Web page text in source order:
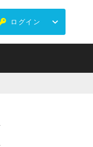
ログイン